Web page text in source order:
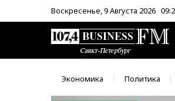
Воскресенье, 9 Августа 2026
Экономика Политика